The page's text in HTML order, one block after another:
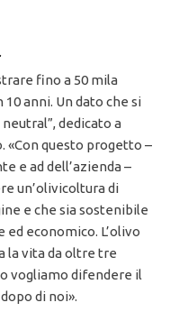
fino a 50 mila
anni. Un dato che si
dedicato a
«Con questo progetto –
e ad dell’azienda –
un’olivicoltura di
e che sia sostenibile
economico. L’olivo
la vita da oltre tre
vogliamo difendere il
di noi».